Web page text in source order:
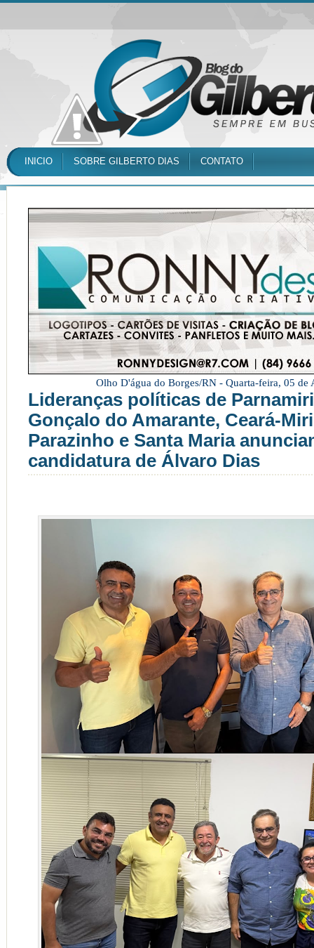
INICIO SOBRE GILBERTO DIAS CONTATO
Olho D'água do Borges/RN - Quarta-feira, 05 de
Lideranças políticas de
Gonçalo do Amarante, Ceará-
Parazinho e Santa Maria
candidatura de Álvaro Dias